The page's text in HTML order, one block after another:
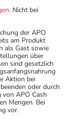
. Nicht bei
der APO
am Produkt
als Gast sowie
über
sind gesetzlich
Aktion bei
oder durch
von APO Cash
Mengen. Bei
vor.